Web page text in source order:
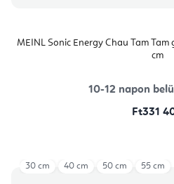
MEINL Sonic Energy Chau Tam
cm
10-12 napon
Ft331
30 cm 40 cm 50 cm 55 cm